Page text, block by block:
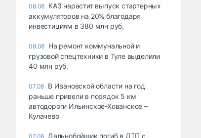
08.08 КАЗ нарастит выпуск стартерных
аккумуляторов на 20% благодаря
инвестициям в 380 млн руб.
08.08 На ремонт коммунальной и
грузовой спецтехники в Туле выделили
40 млн руб.
07.08 В Ивановской области на год
раньше привели в порядок 5 км
автодороги Ильинское-Хованское –
Кулачево
07.08 Дальнобойщик погиб в ДТП с